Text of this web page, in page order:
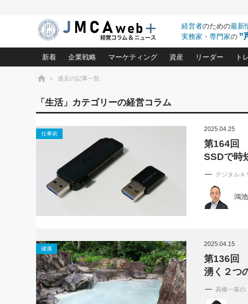
経営者のための最新
実務家・専門家の ”
新着
2026.08.5
朝礼・会議での「社長の３分間
スピーチ」ネタ帳（2026年8月5
第109話 伝統的産品を21世紀
第
企業戦略
中小企業の「１位づくり」戦略(96)
利益を最大化する「業務改善」横田尚哉氏(5)
強い会社を築く ビジネス・クリニック(240)
日本レーザー「人を大切にしながら利益を上げる経営
(3)
武器としてのM&A入門(3)
社長のための“儲かる通販”戦略視点(151)
マーケティング
ネット戦略成功の秘訣 圧倒的に儲かる仕
ビジネスを一瞬で制する！一流グローバル
ロングセラーの玉手箱(9)
大復活＆快進撃！ユニバーサルスタジオジ
は(5)
最高の自分を表現する 成功イメージ戦略
酒井光雄 成功事例に学ぶ繁栄企業のブラ
資産
どうなる金融業界(39)
中国経済の最新動向
事業承継の前に、決
きたいコト(12)
会社と社長のための資
深読み企業分析(152)
リーダー
ビジネスリー
ピョートル・
指導者たる者
朝礼・会議で
楠木建の「経
次もあなたに
酒井英之の社
ト
次
ホーム 過去の記事一覧
「生活」カテゴリーの経営コラム
仕事術
2025.04.25
第164回
SSDで時
デジタルＡ
鴻
健康
2025.04.15
第136回
湧く２つ
高橋一喜の